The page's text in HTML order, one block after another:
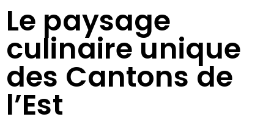
Le paysage
culinaire unique
des Cantons de
l’Est